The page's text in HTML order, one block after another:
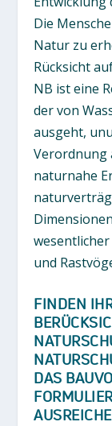
Die
Natur zu
Rücksicht
NB ist eine
der von
ausgeht,
Verordnung
naturnahe
und
FINDEN
DAS